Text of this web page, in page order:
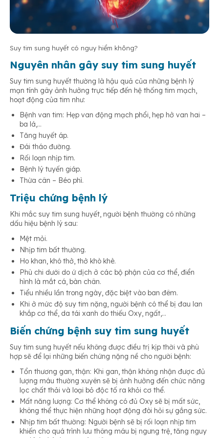
Suy tim sung huyết có nguy hiểm không?
Nguyên nhân gây suy tim sung huyết
Suy tim sung huyết thường là hậu quả của những bệnh lý
mạn tính gây ảnh hưởng trực tiếp đến hệ thống tim mạch,
hoạt động của tim như:
Bệnh van tim: Hẹp van động mạch phổi, hẹp hở van hai –
ba lá,…
Tăng huyết áp.
Đái tháo đường.
Rối loạn nhịp tim.
Bệnh lý tuyến giáp.
Thừa cân – Béo phì.
Triệu chứng bệnh lý
Khi mắc suy tim sung huyết, người bệnh thường có những
dấu hiệu bệnh lý sau:
Mệt mỏi.
Nhịp tim bất thường.
Ho khan, khó thở, thở khò khè.
Phù chi dưới do ứ dịch ở các bộ phận của cơ thể, điển
hình là mắt cá, bàn chân.
Tiểu nhiều lần trong ngày, đặc biệt vào ban đêm.
Khi ở mức độ suy tim nặng, người bệnh có thể bị đau lan
khắp cơ thể, da tái xanh do thiếu Oxy, ngất,…
Biến chứng bệnh suy tim sung huyết
Suy tim sung huyết nếu không được điều trị kịp thời và phù
hợp sẽ để lại những biến chứng nặng nề cho người bệnh:
Tổn thương gan, thận: Khi gan, thận không nhận được đủ
lượng máu thường xuyên sẽ bị ảnh hưởng đến chức năng
lọc chất thải và loại bỏ độc tố ra khỏi cơ thể.
Mất năng lượng: Cơ thể không có đủ Oxy sẽ bị mất sức,
không thể thực hiện những hoạt động đòi hỏi sự gắng sức.
Nhịp tim bất thường: Người bệnh sẽ bị rối loạn nhịp tim
khiến cho quá trình lưu thông máu bị ngưng trệ, tăng nguy